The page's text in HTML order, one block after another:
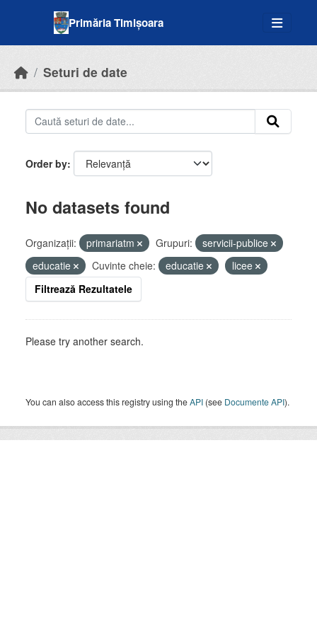
Primăria Timișoara
Seturi de date
Order by
No datasets found
Organizații: primariatm Grupuri:
servicii-publice
educatie
Cuvinte cheie: educatie
licee
Filtrează Rezultatele
Please try another search.
You can also access this registry using theAPI (see Documente API).